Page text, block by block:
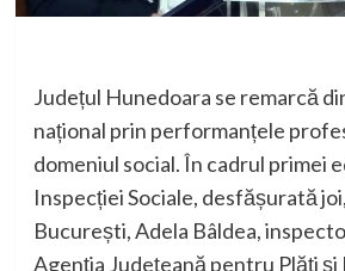
Județul Hunedoara se remarcă
național prin performanțele
domeniul social. În cadrul primei
Inspecției Sociale, desfășurată
București, Adela Bâldea,
Agenția Județeană pentru Plăți și